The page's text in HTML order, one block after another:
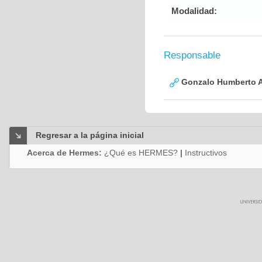
Modalidad:
Responsable
Gonzalo Humberto
Regresar a la página inicial
Acerca de Hermes: ¿Qué es HERMES? | Instructivos